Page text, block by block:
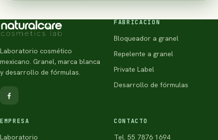
Laboratorio cosmético
mexicano. Granel, marca blanca
y desarrollo de fórmulas.
FABRICACIÓN
Bloqueador a granel
Repelente a granel
Private Label
Desarrollo de fórmulas
EMPRESA
Laboratorio
CONTACTO
Tel. 55 7876 1694